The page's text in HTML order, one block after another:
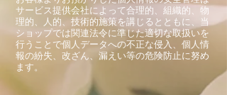
サービス提供会社によって合理的、組織的、物
理的、人的、技術的施策を講じるとともに、当
ショップでは関連法令に準じた適切な取扱いを
行うことで個人データへの不正な侵入、個人情
報の紛失、改ざん、漏えい等の危険防止に努め
ます。